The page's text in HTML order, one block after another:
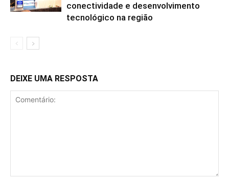
conectividade e desenvolvimento
tecnológico na região
DEIXE UMA RESPOSTA